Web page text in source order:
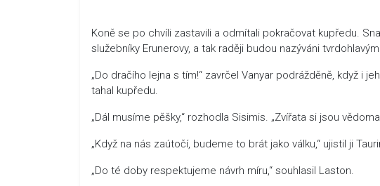
Koně se po chvíli zastavili a odmítali pokračovat kupředu.
služebníky Erunerovy, a tak raději budou nazýváni
„Do dračího lejna s tím!“ zavrčel Vanyar podrážděně, když i
tahal kupředu.
„Dál musíme pěšky,“ rozhodla Sisimis. „Zvířata si jsou
„Když na nás zaútočí, budeme to brát jako válku,“ ujistil ji
„Do té doby respektujeme návrh míru,“ souhlasil Laston.